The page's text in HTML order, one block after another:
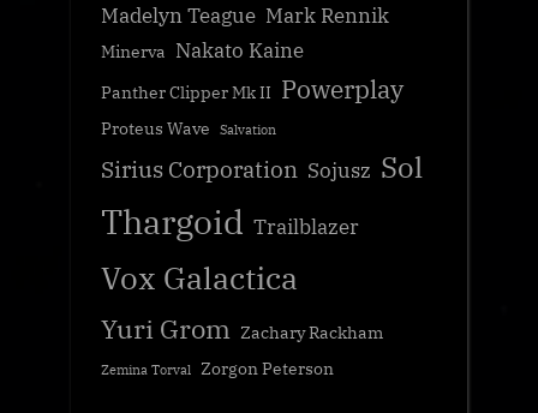
Madelyn Teague Mark Rennik
Minerva Nakato Kaine
Panther Clipper Mk II Powerplay
Proteus Wave Salvation
Sirius Corporation Sojusz Sol
Thargoid Trailblazer
Vox Galactica
Yuri Grom Zachary Rackham
Zemina Torval Zorgon Peterson